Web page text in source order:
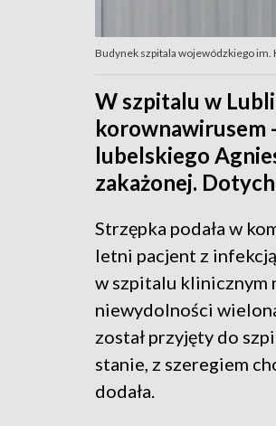
Budynek szpitala wojewódzkiego im.
W szpitalu w
korownawirusem
lubelskiego
zakażonej.
Strzępka podała w
letni pacjent z
w szpitalu klinicznym
niewydolności
został przyjęty do
stanie, z szeregiem
dodała.